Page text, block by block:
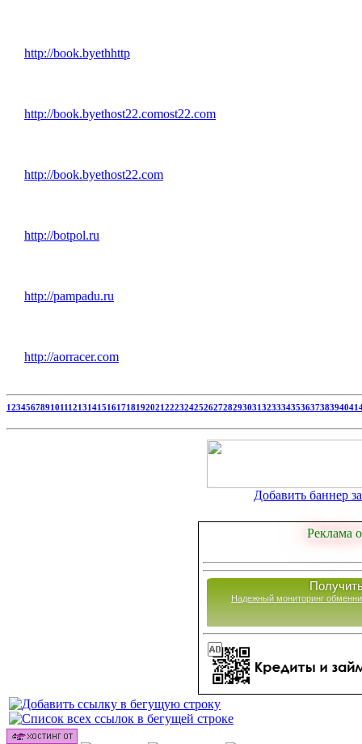
http://book.byethhttp
http://book.byethost22.comost22.com
http://book.byethost22.com
http://botpol.ru
http://pampadu.ru
http://aorracer.com
1234567891011121314151617181920212223242526272829303132333435363738394041
Добавить баннер
Реклама
Надежный мониторинг